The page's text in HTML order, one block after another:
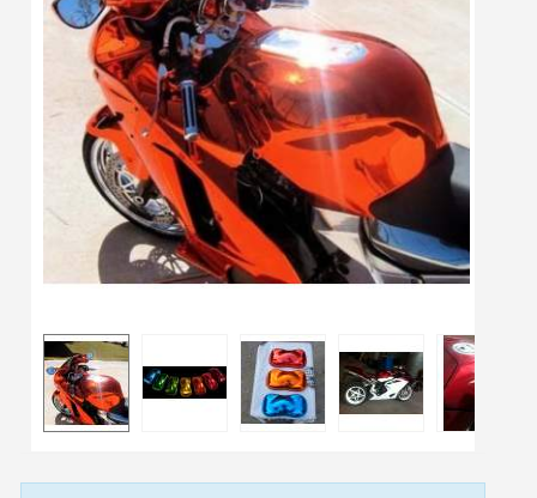
Partagez vos créations et obtenez des bons d'achat
Gagnez des points de fidélité à chaque commande
Livraison sous 24 h en France Métropolitaine
Retour produits sous 14 jours
Réduction de 5€ sur la première commande
10€ de bon d'achat pour chaque parrainage
Inscription à la newsletter : 5€ de réduction
Livraison offerte en France métropolitaine pour 250€ d'achats
Paiement en 4x sans frais dès 30€ d'achats
Partagez vos créations et obtenez des bons d'achat